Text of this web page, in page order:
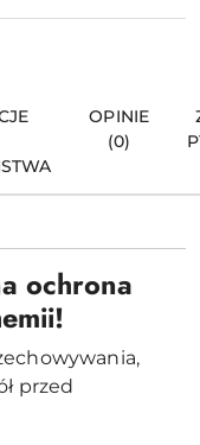
OPINIE
(0)
ochrona
przed